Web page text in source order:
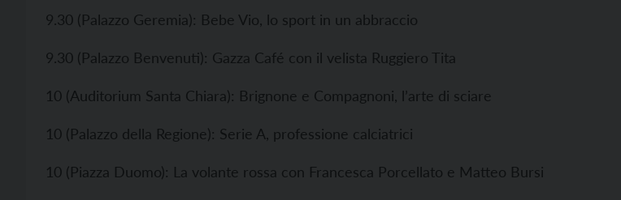
9.30 (Palazzo Geremia): Bebe Vio, lo sport in un abbraccio
9.30 (Palazzo Benvenuti): Gazza Café con il velista Ruggiero Tita
10 (Auditorium Santa Chiara): Brignone e Compagnoni, l’arte di sciare
10 (Palazzo della Regione): Serie A, professione calciatrici
10 (Piazza Duomo): La volante rossa con Francesca Porcellato e Matteo Bursi